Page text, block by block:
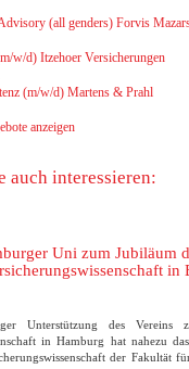
(all genders) Forvis
w/d) Itzehoer Versicherungen
(m/w/d) Martens & Prahl
anzeigen
auch interessieren:
Uni zum Jubiläum
in
Unterstützung des Vereins
in Hamburg hat nahezu
der Fakultät